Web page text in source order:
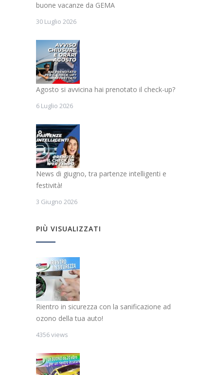
buone vacanze da GEMA
30 Luglio 2026
Agosto si avvicina hai prenotato il check-up?
6 Luglio 2026
News di giugno, tra partenze intelligenti e
festività!
3 Giugno 2026
PIÙ VISUALIZZATI
Rientro in sicurezza con la sanificazione ad
ozono della tua auto!
4356 views